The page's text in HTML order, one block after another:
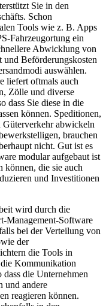
Sie in den
Schon
Tools wie z. B. Apps
Fahrzeugortung ein
Abwicklung von
Beförderungskosten
auswählen.
liefert oftmals auch
Zölle und diverse
dass Sie diese in die
können. Speditionen,
Güterverkehr abwickeln
brauchen
nicht. Gut ist es
modular aufgebaut ist
können, die sie auch
und Investitionen
wird durch die
Management-Software
bei der Verteilung von
der
die Tools in
Kommunikation
die Unternehmen
und andere
reagieren können.